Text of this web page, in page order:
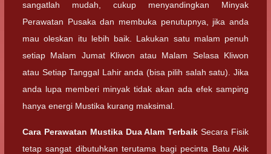
sangatlah mudah, cukup menyandingkan Minyak
Perawatan Pusaka dan membuka penutupnya, jika anda
mau oleskan itu lebih baik. Lakukan satu malam penuh
setiap Malam Jumat Kliwon atau Malam Selasa Kliwon
atau Setiap Tanggal Lahir anda (bisa pilih salah satu). Jika
anda lupa memberi minyak tidak akan ada efek samping
hanya energi Mustika kurang maksimal.
Cara Perawatan Mustika Dua Alam Terbaik Secara Fisik
tetap sangat dibutuhkan terutama bagi pecinta Batu Akik